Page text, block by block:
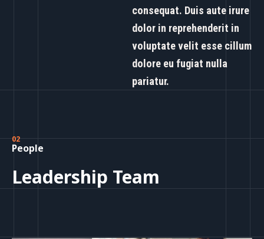
consequat. Duis aute irure
dolor in reprehenderit in
voluptate velit esse cillum
dolore eu fugiat nulla
pariatur.
02
People
Leadership Team